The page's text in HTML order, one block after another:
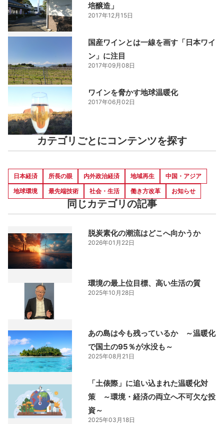
培醸造」
2017年12月15日
国産ワインとは一線を画す「日本ワイ
ン」に注目
2017年09月08日
ワインを脅かす地球温暖化
2017年06月02日
カテゴリごとにコンテンツを探す
日本経済 所長の眼 内外政治経済 地域再生
中国・アジア
地球環境
最先端技術 社会・生活 働き方改革 お知らせ
同じカテゴリの記事
脱炭素化の潮流はどこへ向かうか
2026年01月22日
環境の最上位目標、高い生活の質
2025年10月28日
あの島は今も残っているか ～温暖化
で国土の95％が水没も～
2025年08月21日
「土俵際」に追い込まれた温暖化対
策 ～環境・経済の両立へ不可欠な投
資～
2025年03月18日